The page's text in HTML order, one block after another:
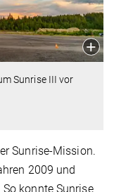
Sunrise III vor
Sunrise-Mission.
2009 und
konnte Sunrise